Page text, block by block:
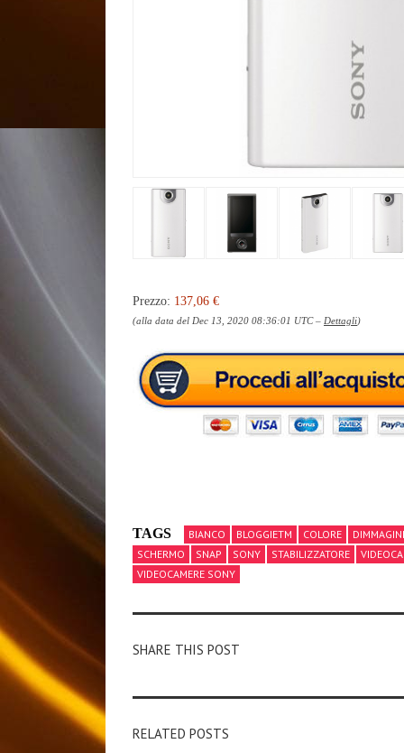
Prezzo: 137,06 €
(alla data del Dec 13, 2020 08:36:01 UTC – Dettagli)
TAGS BIANCO BLOGGIETM COLORE
SCHERMO
SNAP SONY STABILIZZATORE
VIDEOCAMERE SONY
SHARE THIS POST
RELATED POSTS